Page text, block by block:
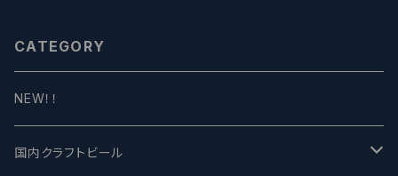
CATEGORY
NEW！！
国内クラフトビール